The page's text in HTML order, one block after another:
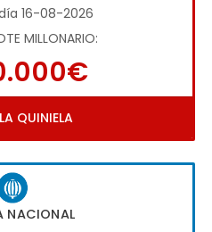
16-08-2026
MILLONARIO:
QUINIELA
NACIONAL